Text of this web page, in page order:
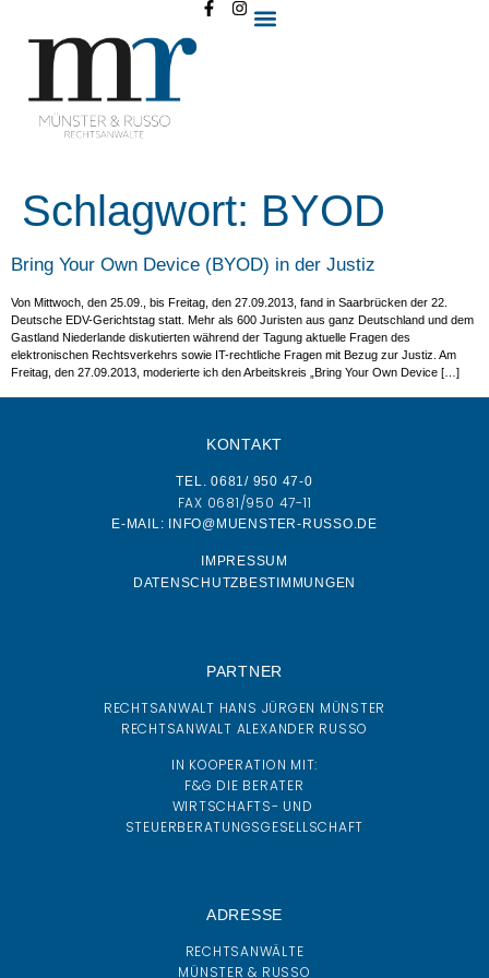
Schlagwort: BYOD
Bring Your Own Device (BYOD) in der Justiz
Von Mittwoch, den 25.09., bis Freitag, den 27.09.2013, fand in Saarbrücken der 22.
Deutsche EDV-Gerichtstag statt. Mehr als 600 Juristen aus ganz Deutschland und dem
Gastland Niederlande diskutierten während der Tagung aktuelle Fragen des
elektronischen Rechtsverkehrs sowie IT-rechtliche Fragen mit Bezug zur Justiz. Am
Freitag, den 27.09.2013, moderierte ich den Arbeitskreis „Bring Your Own Device […]
KONTAKT
TEL. 0681/ 950 47-0
FAX 0681/950 47-11
E-MAIL: INFO@MUENSTER-RUSSO.DE
IMPRESSUM
DATENSCHUTZBESTIMMUNGEN
PARTNER
RECHTSANWALT HANS JÜRGEN MÜNSTER
RECHTSANWALT ALEXANDER RUSSO
IN KOOPERATION MIT:
F&G DIE BERATER
WIRTSCHAFTS- UND
STEUERBERATUNGSGESELLSCHAFT
ADRESSE
RECHTSANWÄLTE
MÜNSTER & RUSSO